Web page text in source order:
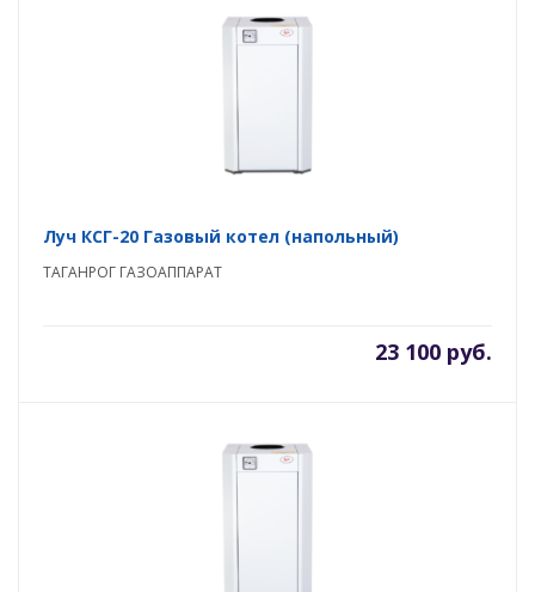
Луч КСГ-20 Газовый котел (напольный)
ТАГАНРОГ ГАЗОАППАРАТ
23 100 руб.